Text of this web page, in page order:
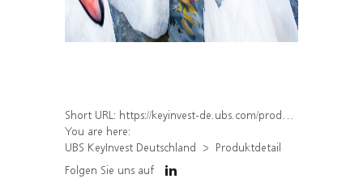
Short URL: https://keyinvest-de.ubs.com/produkt/detail/index/isin/DE000WA7R4Z1
You are here:
UBS KeyInvest Deutschland
Produktdetail
Folgen Sie uns auf